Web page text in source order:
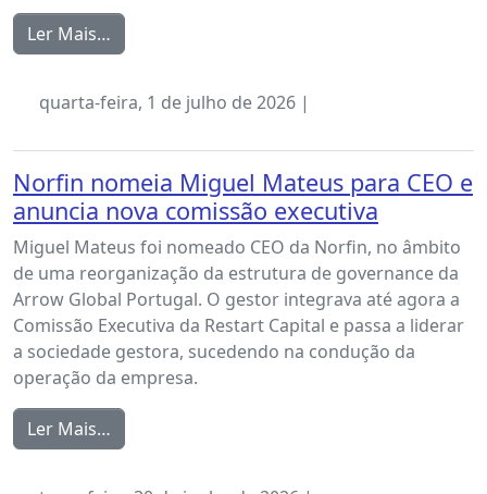
Ler Mais…
quarta-feira, 1 de julho de 2026 |
Norfin nomeia Miguel Mateus para CEO e
anuncia nova comissão executiva
Miguel Mateus foi nomeado CEO da Norfin, no âmbito
de uma reorganização da estrutura de governance da
Arrow Global Portugal. O gestor integrava até agora a
Comissão Executiva da Restart Capital e passa a liderar
a sociedade gestora, sucedendo na condução da
operação da empresa.
Ler Mais…